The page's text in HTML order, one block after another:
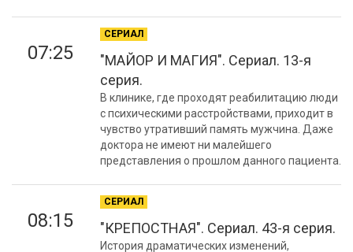
07:25
СЕРИАЛ
"МАЙОР И МАГИЯ". Сериал. 13-я
серия.
В клинике, где проходят реабилитацию люди
с психическими расстройствами, приходит в
чувство утративший память мужчина. Даже
доктора не имеют ни малейшего
представления о прошлом данного пациента.
08:15
СЕРИАЛ
"КРЕПОСТНАЯ". Сериал. 43-я серия.
История драматических изменений,